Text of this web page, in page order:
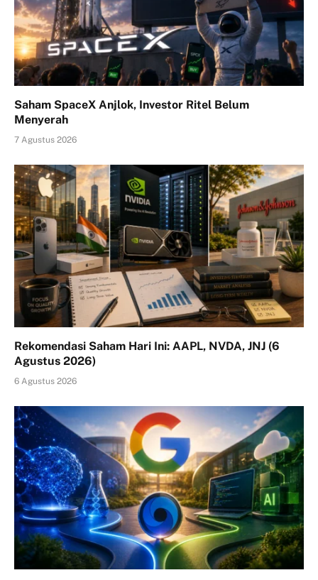
Saham SpaceX Anjlok, Investor Ritel Belum
Menyerah
7 Agustus 2026
Rekomendasi Saham Hari Ini: AAPL, NVDA, JNJ (6
Agustus 2026)
6 Agustus 2026